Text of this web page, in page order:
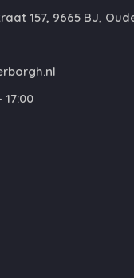
157, 9665 BJ,
17:00